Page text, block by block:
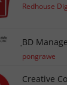
Redhouse
BD
pongrawe
Creative